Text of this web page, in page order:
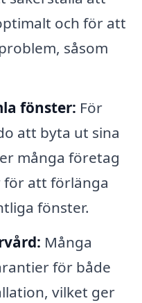
och för att
såsom
fönster: För
att byta ut sina
många företag
att förlänga
fönster.
Många
för både
vilket ger